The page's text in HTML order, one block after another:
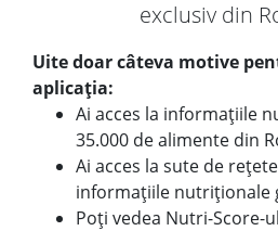
exclusiv din
Uite doar câteva motive
aplicația:
Ai acces la informațiile
35.000 de alimente din
Ai acces la sute de
informațiile nutriționale
Poți vedea Nutri-Score-